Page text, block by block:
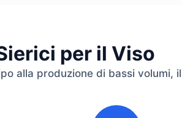
per il Viso
alla produzione di bassi volumi,